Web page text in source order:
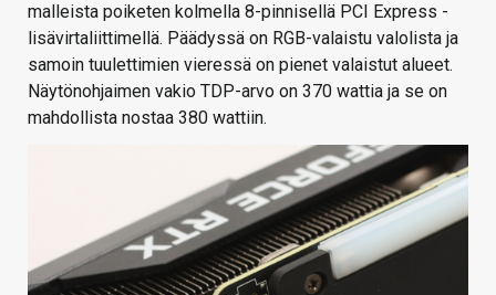
malleista poiketen kolmella 8-pinnisellä PCI Express -
lisävirtaliittimellä. Päädyssä on RGB-valaistu valolista ja
samoin tuulettimien vieressä on pienet valaistut alueet.
Näytönohjaimen vakio TDP-arvo on 370 wattia ja se on
mahdollista nostaa 380 wattiin.